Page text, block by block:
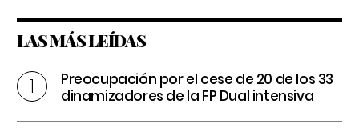
LAS MÁS LEÍDAS
Preocupación por el cese de 20 de los 33
dinamizadores de la FP Dual intensiva